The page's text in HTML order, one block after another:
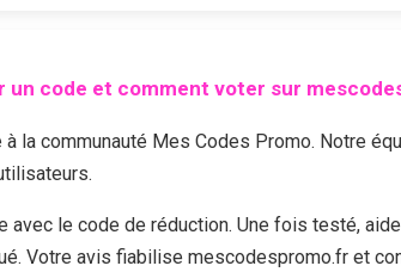
un code et comment voter sur
la communauté Mes Codes Promo. Notre
avec le code de réduction. Une fois testé,
Votre avis fiabilise mescodespromo.fr et